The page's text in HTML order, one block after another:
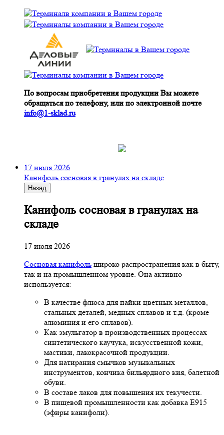
По вопросам приобретения продукции Вы можете
обращаться по телефону, или по электронной почте
info@1-sklad.ru
17 июля 2026
Канифоль сосновая в гранулах на складе
Назад
Канифоль сосновая в гранулах на
складе
17 июля 2026
Сосновая канифоль широко распространения как в быту,
так и на промышленном уровне. Она активно
используется:
В качестве флюса для пайки цветных металлов,
стальных деталей, медных сплавов и т.д. (кроме
алюминия и его сплавов).
Как эмульгатор в производственных процессах
синтетического каучука, искусственной кожи,
мастики, лакокрасочной продукции.
Для натирания смычков музыкальных
инструментов, кончика бильярдного кия, балетной
обуви.
В составе лаков для повышения их текучести.
В пищевой промышленности как добавка Е915
(эфиры канифоли).